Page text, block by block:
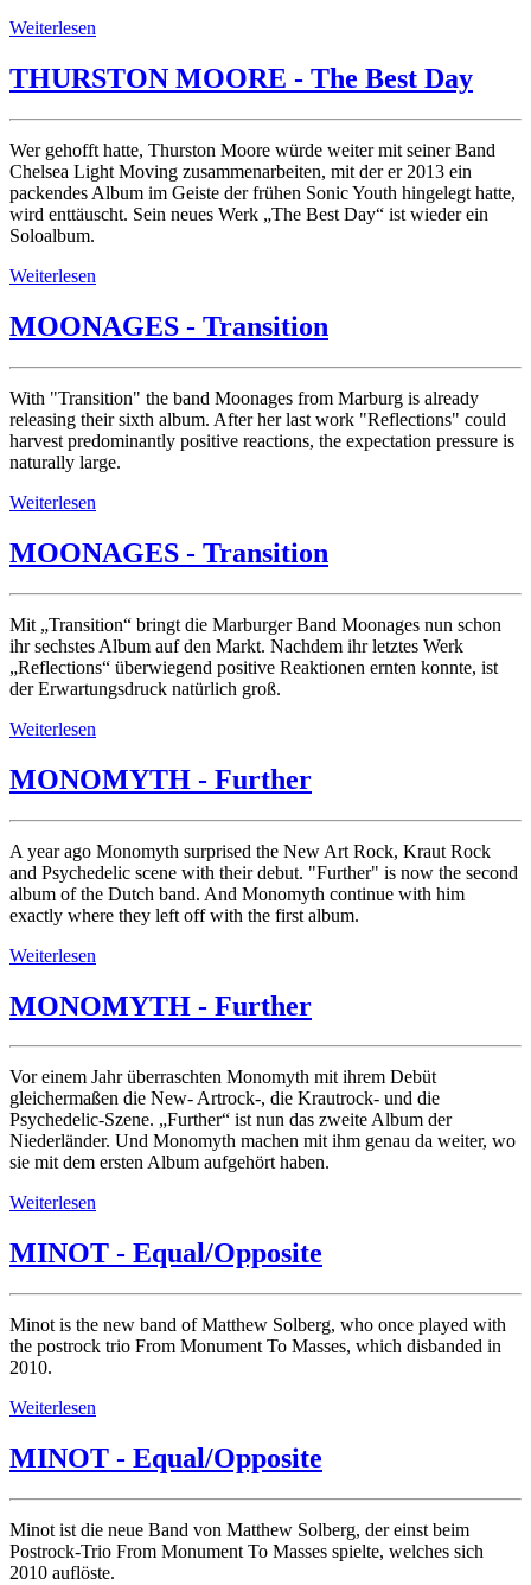
Weiterlesen
THURSTON MOORE - The Best Day
Wer gehofft hatte, Thurston Moore würde weiter mit seiner Band
Chelsea Light Moving zusammenarbeiten, mit der er 2013 ein
packendes Album im Geiste der frühen Sonic Youth hingelegt hatte,
wird enttäuscht. Sein neues Werk „The Best Day“ ist wieder ein
Soloalbum.
Weiterlesen
MOONAGES - Transition
With "Transition" the band Moonages from Marburg is already
releasing their sixth album. After her last work "Reflections" could
harvest predominantly positive reactions, the expectation pressure is
naturally large.
Weiterlesen
MOONAGES - Transition
Mit „Transition“ bringt die Marburger Band Moonages nun schon
ihr sechstes Album auf den Markt. Nachdem ihr letztes Werk
„Reflections“ überwiegend positive Reaktionen ernten konnte, ist
der Erwartungsdruck natürlich groß.
Weiterlesen
MONOMYTH - Further
A year ago Monomyth surprised the New Art Rock, Kraut Rock
and Psychedelic scene with their debut. "Further" is now the second
album of the Dutch band. And Monomyth continue with him
exactly where they left off with the first album.
Weiterlesen
MONOMYTH - Further
Vor einem Jahr überraschten Monomyth mit ihrem Debüt
gleichermaßen die New- Artrock-, die Krautrock- und die
Psychedelic-Szene. „Further“ ist nun das zweite Album der
Niederländer. Und Monomyth machen mit ihm genau da weiter, wo
sie mit dem ersten Album aufgehört haben.
Weiterlesen
MINOT - Equal/Opposite
Minot is the new band of Matthew Solberg, who once played with
the postrock trio From Monument To Masses, which disbanded in
2010.
Weiterlesen
MINOT - Equal/Opposite
Minot ist die neue Band von Matthew Solberg, der einst beim
Postrock-Trio From Monument To Masses spielte, welches sich
2010 auflöste.